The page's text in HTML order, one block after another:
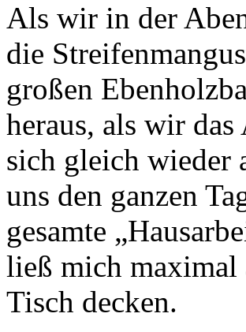
Als wir in der
die
großen
heraus, als wir
sich gleich wieder
uns den ganzen
gesamte
ließ mich maximal
Tisch decken.